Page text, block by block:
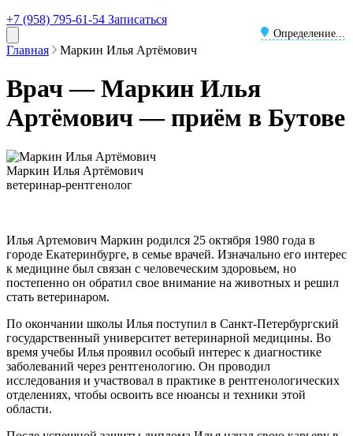
+7 (958) 795-61-54
Определение...
Записаться
Главная Маркин Илья Артёмович
Врач — Маркин Илья
Артёмович — приём в Бутове
Маркин Илья Артёмович
ветеринар-рентгенолог
Илья Артемович Маркин родился 25 октября 1980 года в
городе Екатеринбурге, в семье врачей. Изначально его интерес
к медицине был связан с человеческим здоровьем, но
постепенно он обратил свое внимание на животных и решил
стать ветеринаром.
По окончании школы Илья поступил в Санкт-Петербургский
государственный университет ветеринарной медицины. Во
время учебы Илья проявил особый интерес к диагностике
заболеваний через рентгенологию. Он проводил
исследования и участвовал в практике в рентгенологических
отделениях, чтобы освоить все нюансы и техники этой
области.